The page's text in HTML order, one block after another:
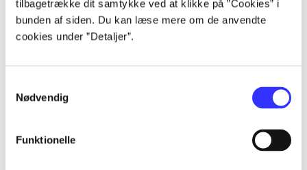
tilbagetrække dit samtykke ved at klikke på ”Cookies” i
bunden af siden. Du kan læse mere om de anvendte
cookies under ”Detaljer”.
Nødvendig
Funktionelle
Artikler
Alle registrerede artikler fordelt på udgivelser